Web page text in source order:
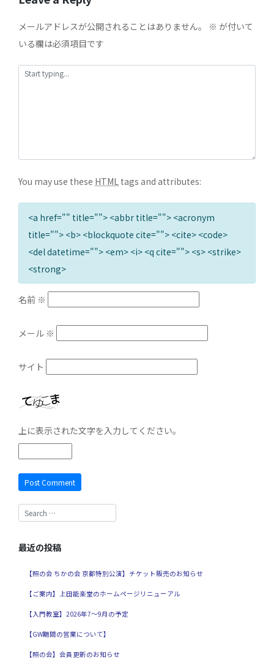
メールアドレスが公開されることはありません。 ※ が付いて
いる欄は必須項目です
You may use these HTML tags and attributes:
<a href="" title=""> <abbr title=""> <acronym
title=""> <b> <blockquote cite=""> <cite> <code>
<del datetime=""> <em> <i> <q cite=""> <s> <strike>
<strong>
名前 ※
メール ※
サイト
上に表示された文字を入力してください。
最近の投稿
【照の会 ちかの会 京都特別公演】チケット販売のお知らせ
【ご案内】上田能楽堂のホームページリニューアル
【入門教室】2026年7～9月の予定
【GW期間の営業について】
【照の会】会員更新のお知らせ